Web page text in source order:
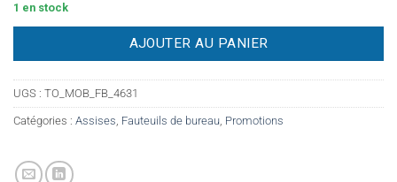
initial
était :
169,00€.
actuel
est :
84,00€.
1 en stock
AJOUTER AU PANIER
UGS : TO_MOB_FB_4631
Catégories : Assises, Fauteuils de bureau, Promotions